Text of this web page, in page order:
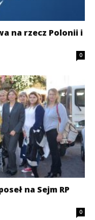
na rzecz Polonii i
0
na Sejm RP
0